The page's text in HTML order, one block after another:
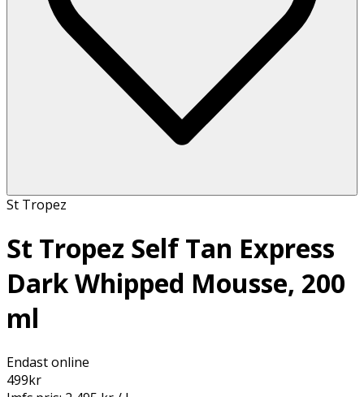
St Tropez
St Tropez Self Tan Express
Dark Whipped Mousse, 200
ml
Endast online
499kr